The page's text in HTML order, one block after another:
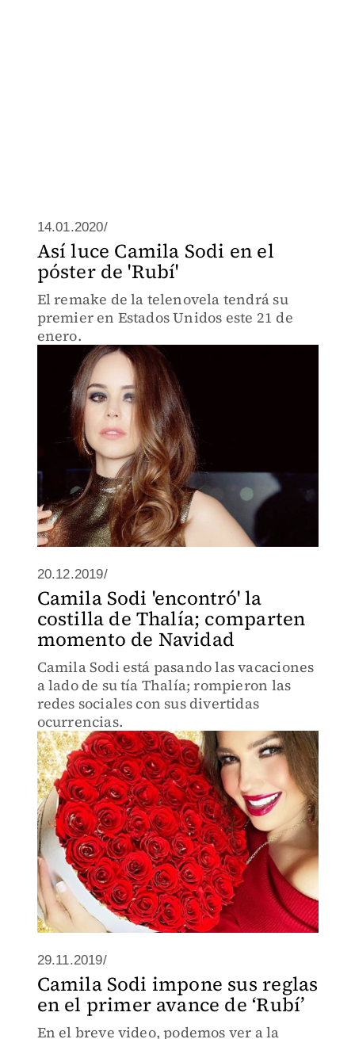
14.01.2020/
Así luce Camila Sodi en el
póster de 'Rubí'
El remake de la telenovela tendrá su
premier en Estados Unidos este 21 de
enero.
20.12.2019/
Camila Sodi 'encontró' la
costilla de Thalía; comparten
momento de Navidad
Camila Sodi está pasando las vacaciones
a lado de su tía Thalía; rompieron las
redes sociales con sus divertidas
ocurrencias.
29.11.2019/
Camila Sodi impone sus reglas
en el primer avance de ‘Rubí’
En el breve video, podemos ver a la